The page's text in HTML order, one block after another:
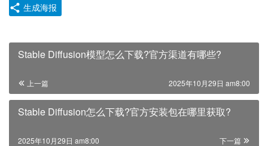
生成海报
Stable Diffusion模型怎么下载?官方渠道有哪些?
上一篇 2025年10月29日 am8:00
Stable Diffusion怎么下载?官方安装包在哪里获取?
下一篇
2025年10月29日 am8:00